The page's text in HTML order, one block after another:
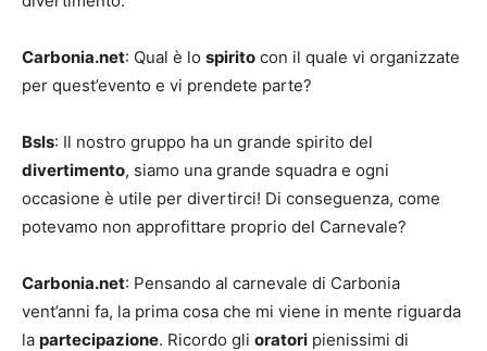
Carbonia.net: Qual è lo spirito con il quale vi organizzate
per quest’evento e vi prendete parte?
Bsls: Il nostro gruppo ha un grande spirito del
divertimento, siamo una grande squadra e ogni
occasione è utile per divertirci! Di conseguenza, come
potevamo non approfittare proprio del Carnevale?
Carbonia.net: Pensando al carnevale di Carbonia
vent’anni fa, la prima cosa che mi viene in mente riguarda
la partecipazione. Ricordo gli oratori pienissimi di